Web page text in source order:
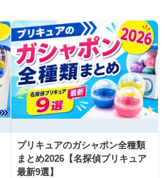
プリキュアのガシャポン全種類
まとめ2026【名探偵プリキュア
最新9選】